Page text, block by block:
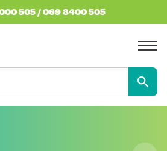
505 / 069 8400 505